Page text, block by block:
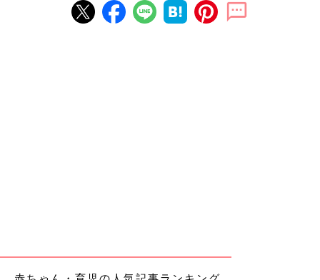
yukaさん(@____yuka_s3)がシェアした投稿 -2018年 9月月10日午前7時40分PDT